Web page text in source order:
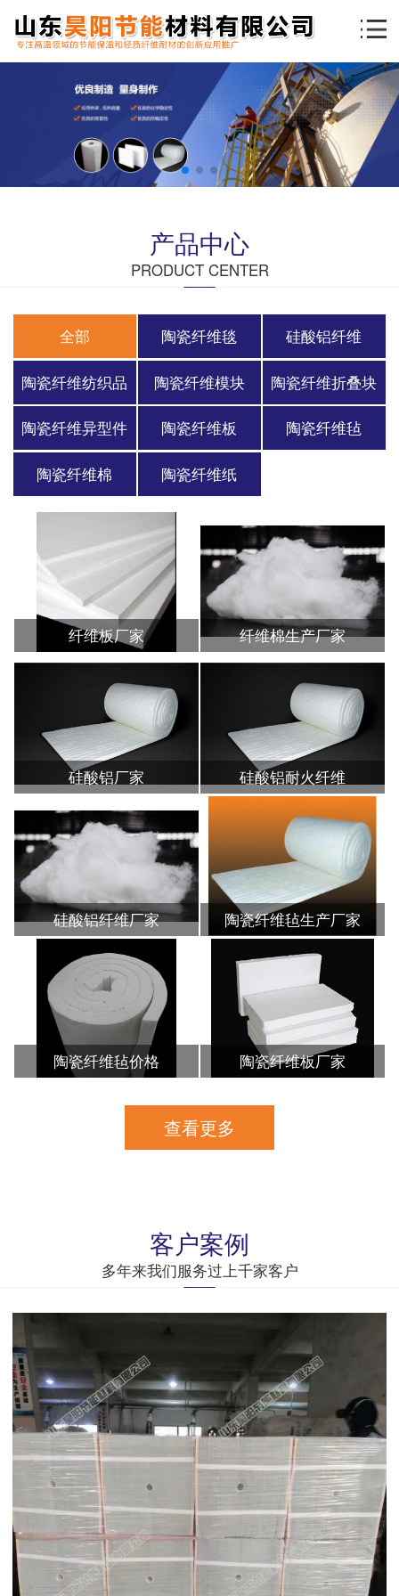
产品中心
PRODUCT CENTER
全部 陶瓷纤维毯 硅酸铝纤维
陶瓷纤维纺织品 陶瓷纤维模块 陶瓷纤维折叠块
陶瓷纤维异型件 陶瓷纤维板 陶瓷纤维毡
陶瓷纤维棉 陶瓷纤维纸
纤维板厂家 纤维棉生产厂家
硅酸铝厂家 硅酸铝耐火纤维
硅酸铝纤维厂家 陶瓷纤维毡生产厂家
陶瓷纤维毡价格 陶瓷纤维板厂家
查看更多
客户案例
多年来我们服务过上千家客户